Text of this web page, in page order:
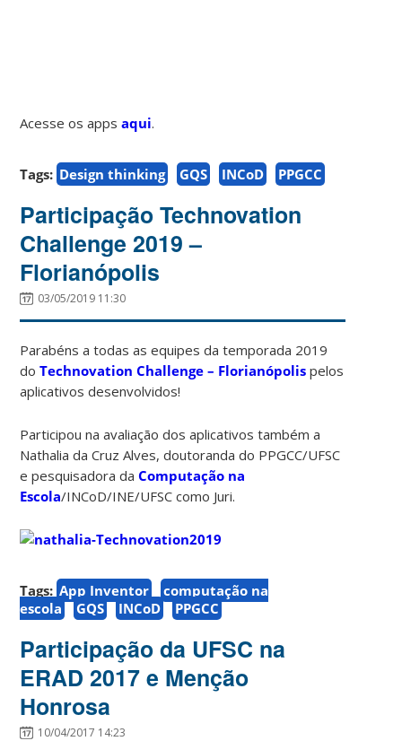
Acesse os appsaqui.
Tags: Design thinking GQS INCoD PPGCC
Participação Technovation
Challenge 2019 –
Florianópolis
03/05/2019 11:30
Parabéns a todas as equipes da temporada 2019
doTechnovation Challenge – Florianópolis pelos
aplicativos desenvolvidos!
Participou na avaliação dos aplicativos também a
Nathalia da Cruz Alves, doutoranda do PPGCC/UFSC
e pesquisadora daComputação na
Escola/INCoD/INE/UFSC como Juri.
Tags: App Inventor
computação na
escola
GQS INCoD PPGCC
Participação da UFSC na
ERAD 2017 e Menção
Honrosa
10/04/2017 14:23